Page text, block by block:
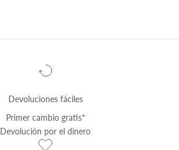
Devoluciones fáciles
Primer cambio gratis*
Devolución por el dinero